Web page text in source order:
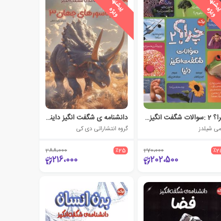
پ
ه
چرا؟ 2 :سوالات شگفت انگیز دنیا
شیلدز
270،000
202،500
پ
ه
دانشنامه ی شگفت انگیز دایناسورهای جهان 3
گروه انتشاراتی دی کی
٪25 288،000
216،000